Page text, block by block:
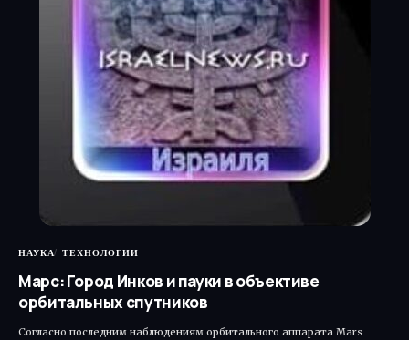
НАУКА ТЕХНОЛОГИИ
Марс: Город Инков и пауки в объективе
орбитальных спутников
Согласно последним наблюдениям орбитального аппарата Mars